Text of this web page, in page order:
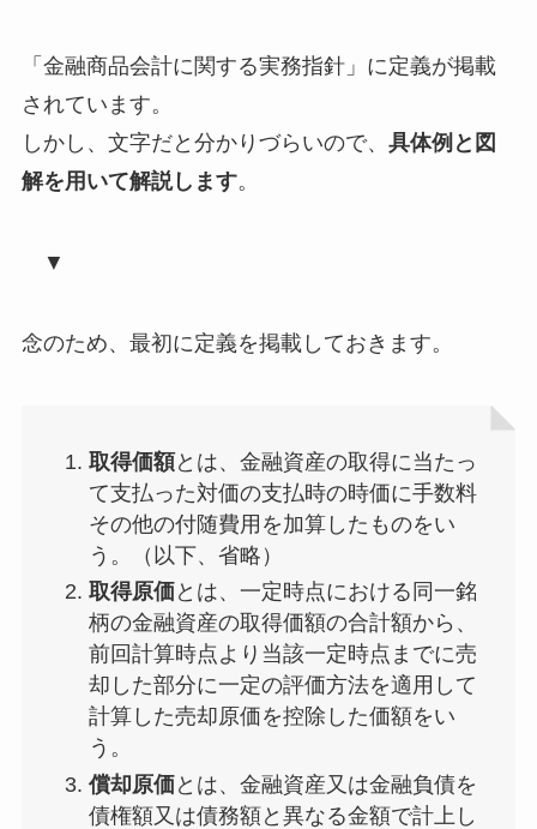
「金融商品会計に関する実務指針」に定義が掲載
されています。
しかし、文字だと分かりづらいので、 具体例と図
解を用いて解説します。
▼
念のため、最初に定義を掲載しておきます。
取得価額とは、金融資産の取得に当たっ
て支払った対価の支払時の時価に手数料
その他の付随費用を加算したものをい
う。（以下、省略）
取得原価とは、一定時点における同一銘
柄の金融資産の取得価額の合計額から、
前回計算時点より当該一定時点までに売
却した部分に一定の評価方法を適用して
計算した売却原価を控除した価額をい
う。
償却原価とは、金融資産又は金融負債を
債権額又は債務額と異なる金額で計上し